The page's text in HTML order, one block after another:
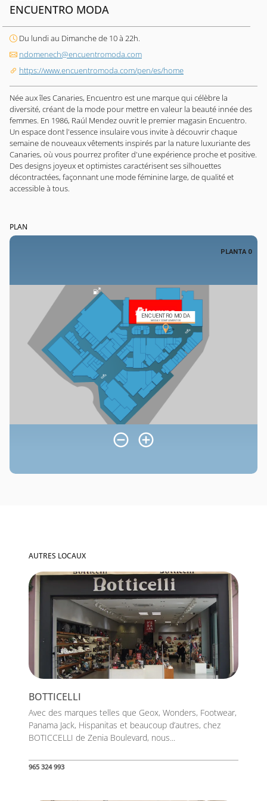
ENCUENTRO MODA
Du lundi au Dimanche de 10 à 22h.
ndomenech@encuentromoda.com
https://www.encuentromoda.com/pen/es/home
Née aux îles Canaries, Encuentro est une marque qui célèbre la
diversité, créant de la mode pour mettre en valeur la beauté innée des
femmes. En 1986, Raúl Mendez ouvrit le premier magasin Encuentro.
Un espace dont l'essence insulaire vous invite à découvrir chaque
semaine de nouveaux vêtements inspirés par la nature luxuriante des
Canaries, où vous pourrez profiter d'une expérience proche et positive.
Des designs joyeux et optimistes caractérisent ses silhouettes
décontractées, façonnant une mode féminine large, de qualité et
accessible à tous.
PLAN
AUTRES LOCAUX
BOTTICELLI
Avec des marques telles que Geox, Wonders, Footwear,
Panama Jack, Hispanitas et beaucoup d’autres, chez
BOTICCELLI de Zenia Boulevard, nous...
965 324 993